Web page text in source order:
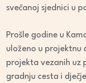
svečanoj sjednici u
Prošle godine u
uloženo u projektnu
projekta vezanih uz
gradnju cesta i